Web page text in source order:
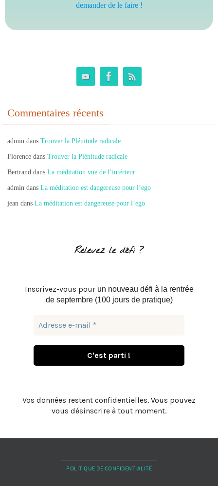
demander de le faire !
Commentaires récents
admin dans Trouver la Plénitude radicale
Florence dans Trouver la Plénitude radicale
Bertrand dans La méditation vue de l’intérieur
admin dans La méditation est dangereuse pour l’ego
jean dans La méditation est dangereuse pour l’ego
Relevez le défi ?
Inscrivez-vous pour un nouveau défi à la rentrée
de septembre (100 jours de pratique)
Vos données restent confidentielles. Vous pouvez
vous désinscrire à tout moment.
POLITIQUE DE CONFIDENTIALITÉ